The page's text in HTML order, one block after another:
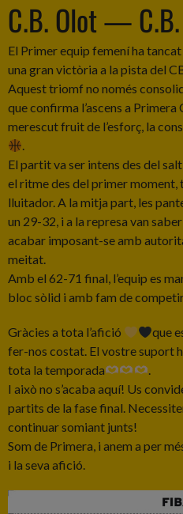
C.B. Olot —
El Primer equip femení ha
una gran victòria a la pista del
Aquest triomf no només
que confirma l’ascens a Primera
merescut fruit de l’esforç, la
.
El partit va ser intens des del
el ritme des del primer moment,
lluitador. A la mitja part, les
un 29-32, i a la represa van
acabar imposant-se amb
meitat.
Amb el 62-71 final, l’equip es
bloc sòlid i amb fam de
Gràcies a tota l’afició
que
fer-nos costat. El vostre suport
tota la temporada
.
I això no s’acaba aquí! Us
partits de la fase final.
continuar somiant junts!
Som de Primera, i anem a per
i la seva afició.